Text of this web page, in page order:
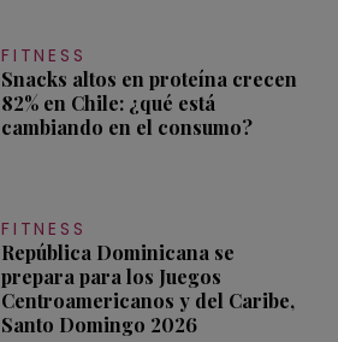
FITNESS
Snacks altos en proteína crecen
82% en Chile: ¿qué está
cambiando en el consumo?
FITNESS
República Dominicana se
prepara para los Juegos
Centroamericanos y del Caribe,
Santo Domingo 2026